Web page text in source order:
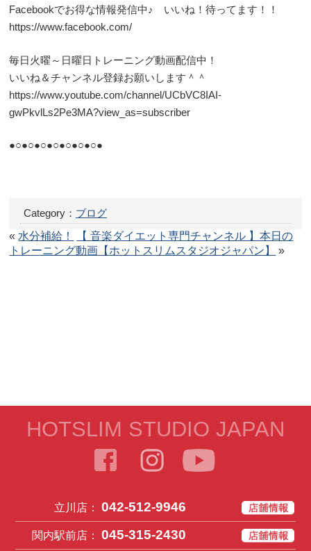
Facebookでお得な情報発信中♪ いいね！待ってます！！
https://www.facebook.com/
毎日火曜～日曜日トレーニング動画配信中！
いいね＆チャンネル登録お願いします＾＾
https://www.youtube.com/channel/UCbVC8IAI-
gwPkvlLs2Pe3MA?view_as=subscriber
●○●○●○●○●○●○●○●
Category： ブログ
« 水分補給！
【 音楽ダイエット専門チャンネル 】本日の
トレーニング動画【ホットスリムスタジオジャパン】
»
HOTSLIM STUDIO JAPAN
立川店： 042-512-9946
関内駅前店： 045-315-2430